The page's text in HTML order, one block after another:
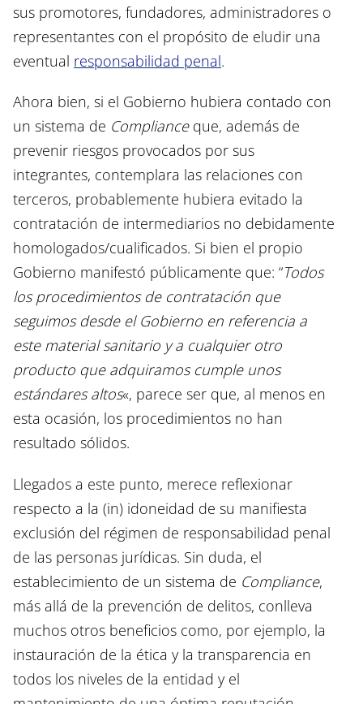
sus promotores, fundadores, administradores o
representantes con el propósito de eludir una
eventual responsabilidad penal.
Ahora bien, si el Gobierno hubiera contado con
un sistema de Complianceque, además de
prevenir riesgos provocados por sus
integrantes, contemplara las relaciones con
terceros, probablemente hubiera evitado la
contratación de intermediarios no debidamente
homologados/cualificados. Si bien el propio
Gobierno manifestó públicamente que: “Todos
los procedimientos de contratación que
seguimos desde el Gobierno en referencia a
este material sanitario y a cualquier otro
producto que adquiramos cumple unos
estándares altos«, parece ser que, al menos en
esta ocasión, los procedimientos no han
resultado sólidos.
Llegados a este punto, merece reflexionar
respecto a la (in) idoneidad de su manifiesta
exclusión del régimen de responsabilidad penal
de las personas jurídicas. Sin duda, el
establecimiento de un sistema de Compliance,
más allá de la prevención de delitos, conlleva
muchos otros beneficios como, por ejemplo, la
instauración de la ética y la transparencia en
todos los niveles de la entidad y el